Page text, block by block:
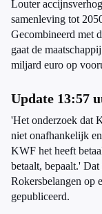
Louter
samenleving tot
Gecombineerd met
gaat de
miljard euro op
Update 13:57
'Het onderzoek dat
niet onafhankelijk
KWF het heeft
betaalt, bepaalt.'
Rokersbelangen op
gepubliceerd.